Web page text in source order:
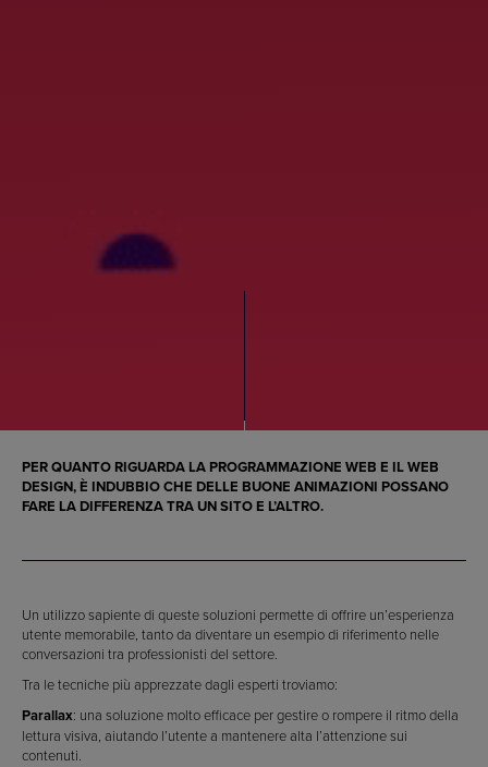
PER QUANTO RIGUARDA LA PROGRAMMAZIONE WEB E ILWEB
DESIGN, È INDUBBIO CHE DELLE BUONE ANIMAZIONI POSSANO
FARE LA DIFFERENZA TRA UN SITO E L’ALTRO.
Un utilizzo sapiente di queste soluzioni permette di offrire un’esperienza
utente memorabile, tanto da diventare un esempio di riferimento nelle
conversazioni tra professionisti del settore.
Tra le tecniche più apprezzate dagli esperti troviamo:
Parallax: una soluzione molto efficace per gestire o rompere il ritmo della
lettura visiva, aiutando l’utente a mantenere alta l’attenzione sui
contenuti.